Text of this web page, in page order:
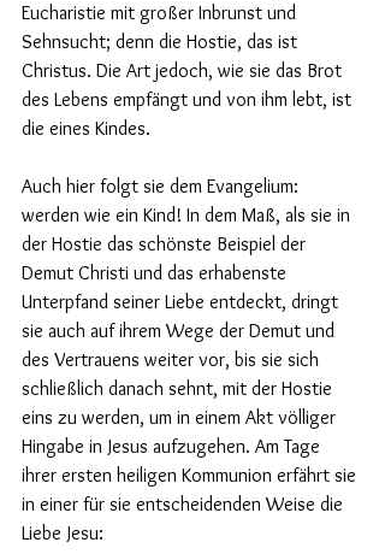
Eucharistie mit großer Inbrunst und
Sehnsucht; denn die Hostie, das ist
Christus. Die Art jedoch, wie sie das Brot
des Lebens empfängt und von ihm lebt, ist
die eines Kindes.
Auch hier folgt sie dem Evangelium:
werden wie ein Kind! In dem Maß, als sie in
der Hostie das schönste Beispiel der
Demut Christi und das erhabenste
Unterpfand seiner Liebe entdeckt, dringt
sie auch auf ihrem Wege der Demut und
des Vertrauens weiter vor, bis sie sich
schließlich danach sehnt, mit der Hostie
eins zu werden, um in einem Akt völliger
Hingabe in Jesus aufzugehen. Am Tage
ihrer ersten heiligen Kommunion erfährt sie
in einer für sie entscheidenden Weise die
Liebe Jesu: